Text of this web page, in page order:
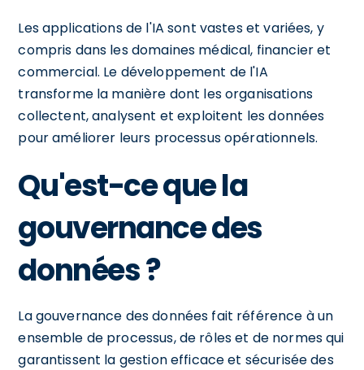
Les applications de l'IA sont vastes et variées, y
compris dans les domaines médical, financier et
commercial. Le développement de l'IA
transforme la manière dont les organisations
collectent, analysent et exploitent les données
pour améliorer leurs processus opérationnels.
Qu'est-ce que la
gouvernance des
données ?
La gouvernance des données fait référence à un
ensemble de processus, de rôles et de normes qui
garantissent la gestion efficace et sécurisée des